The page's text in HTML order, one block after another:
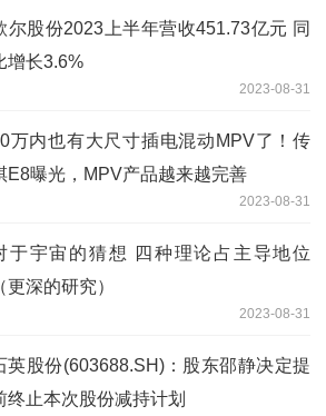
尔股份2023上半年营收451.73亿元 同
增长3.6%
2023-08-31
万内也有大尺寸插电混动MPV了！传
E8曝光，MPV产品越来越完善
2023-08-31
于宇宙的猜想 四种理论占主导地位
（更深的研究）
2023-08-31
英股份(603688.SH)：股东邵静决定提
终止本次股份减持计划